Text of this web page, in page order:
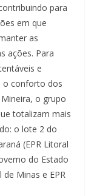
para
em que
as
ações. Para
e
o conforto dos
o grupo
totalizam mais
o lote 2 do
(EPR Litoral
do Estado
de Minas e EPR